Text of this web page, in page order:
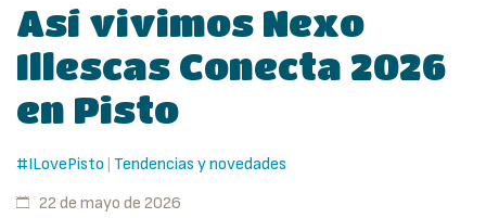
Así vivimos Nexo
Illescas Conecta 2026
en Pisto
#ILovePisto Tendencias y novedades
22 de mayo de 2026